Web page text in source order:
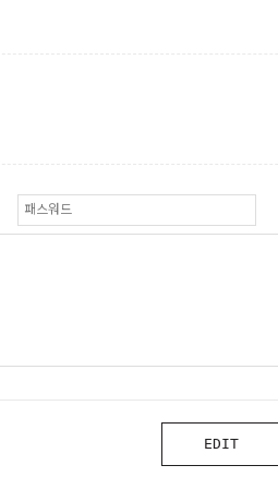
EDIT